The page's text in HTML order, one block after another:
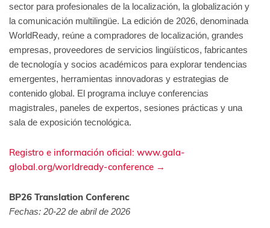
sector para profesionales de la localización, la globalización y
la comunicación multilingüe. La edición de 2026, denominada
WorldReady, reúne a compradores de localización, grandes
empresas, proveedores de servicios lingüísticos, fabricantes
de tecnología y socios académicos para explorar tendencias
emergentes, herramientas innovadoras y estrategias de
contenido global. El programa incluye conferencias
magistrales, paneles de expertos, sesiones prácticas y una
sala de exposición tecnológica.
Registro e información oficial: www.gala-
global.org/worldready-conference →
BP26 Translation Conferenc
Fechas: 20-22 de abril de 2026